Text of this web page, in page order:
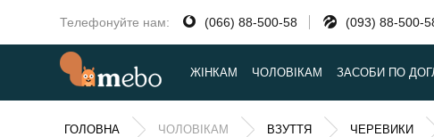
Телефонуйте нам: (066) 88-500-58 (093) 88-500-
ЖІНКАМ ЧОЛОВІКАМ ЗАСОБИ ПО
ГОЛОВНА ЧОЛОВІКАМ ВЗУТТЯ ЧЕРЕВИКИ